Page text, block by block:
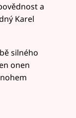
a
Karel
silného
onen